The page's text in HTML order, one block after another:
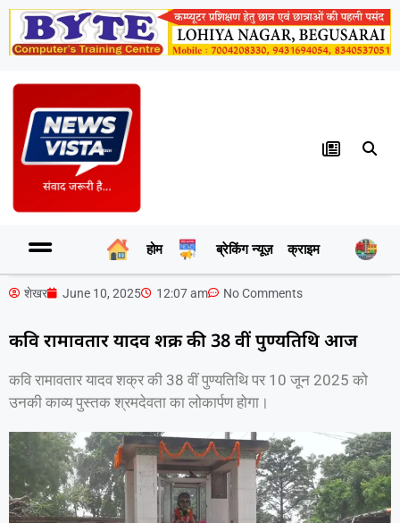
होम ब्रेकिंग न्यूज़ क्राइम
शेखर June 10, 2025 12:07 am No Comments
कवि रामावतार यादव शक्र की 38 वीं पुण्यतिथि आज
कवि रामावतार यादव शक्र की 38 वीं पुण्यतिथि पर 10 जून 2025 को
उनकी काव्य पुस्तक श्रमदेवता का लोकार्पण होगा।